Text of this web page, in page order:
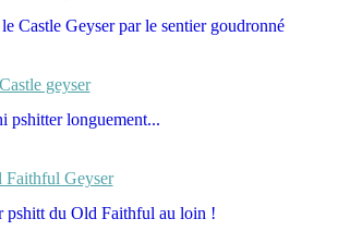
Castle Geyser par le sentier goudronné
pshitter longuement...
pshitt du Old Faithful au loin !